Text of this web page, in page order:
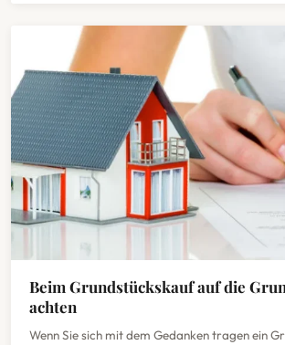
Beim Grundstückskauf auf die
achten
Wenn Sie sich mit dem Gedanken tragen ein